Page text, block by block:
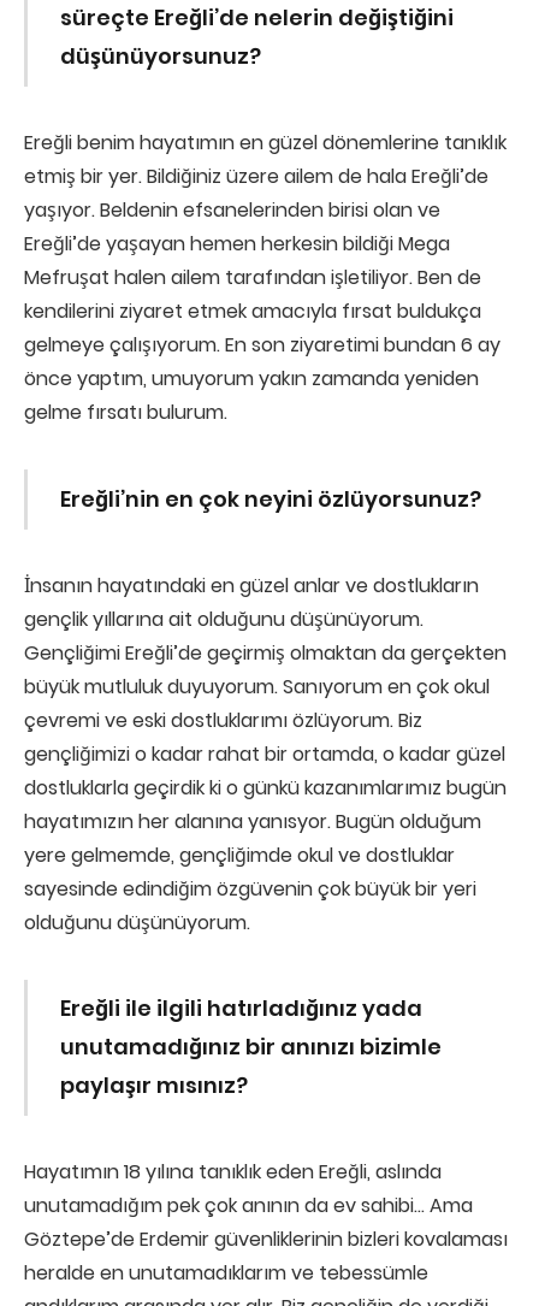
süreçte Ereğli’de nelerin değiştiğini
düşünüyorsunuz?
Ereğli benim hayatımın en güzel dönemlerine tanıklık
etmiş bir yer. Bildiğiniz üzere ailem de hala Ereğli’de
yaşıyor. Beldenin efsanelerinden birisi olan ve
Ereğli’de yaşayan hemen herkesin bildiği Mega
Mefruşat halen ailem tarafından işletiliyor. Ben de
kendilerini ziyaret etmek amacıyla fırsat buldukça
gelmeye çalışıyorum. En son ziyaretimi bundan 6 ay
önce yaptım, umuyorum yakın zamanda yeniden
gelme fırsatı bulurum.
Ereğli’nin en çok neyini özlüyorsunuz?
İnsanın hayatındaki en güzel anlar ve dostlukların
gençlik yıllarına ait olduğunu düşünüyorum.
Gençliğimi Ereğli’de geçirmiş olmaktan da gerçekten
büyük mutluluk duyuyorum. Sanıyorum en çok okul
çevremi ve eski dostluklarımı özlüyorum. Biz
gençliğimizi o kadar rahat bir ortamda, o kadar güzel
dostluklarla geçirdik ki o günkü kazanımlarımız bugün
hayatımızın her alanına yanısyor. Bugün olduğum
yere gelmemde, gençliğimde okul ve dostluklar
sayesinde edindiğim özgüvenin çok büyük bir yeri
olduğunu düşünüyorum.
Ereğli ile ilgili hatırladığınız yada
unutamadığınız bir anınızı bizimle
paylaşır mısınız?
Hayatımın 18 yılına tanıklık eden Ereğli, aslında
unutamadığım pek çok anının da ev sahibi… Ama
Göztepe’de Erdemir güvenliklerinin bizleri kovalaması
heralde en unutamadıklarım ve tebessümle